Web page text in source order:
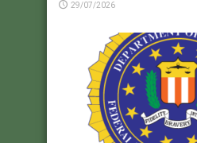
29/07/2026